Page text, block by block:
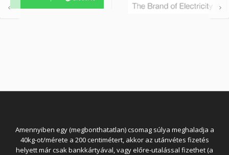
Amennyiben egy (megbonthatatlan) csomag súlya meghaladja a
40kg-ot/mérete a 200 centimétert, akkor az utánvétes fizetés
helyett már csak bankkártyával, vagy előre-utalással fizethet (a